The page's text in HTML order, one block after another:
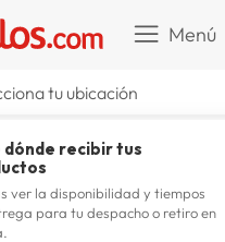
Menú
tu ubicación
dónde recibir tus
ver la disponibilidad y tiempos
para tu despacho o retiro en